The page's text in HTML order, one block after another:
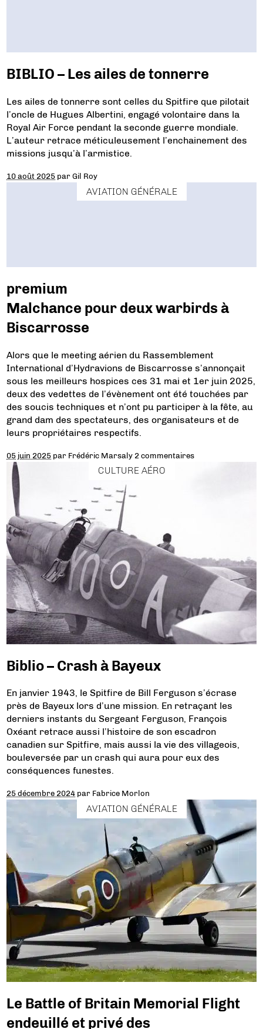
BIBLIO – Les ailes de tonnerre
Les ailes de tonnerre sont celles du Spitfire que pilotait
l’oncle de Hugues Albertini, engagé volontaire dans la
Royal Air Force pendant la seconde guerre mondiale.
L’auteur retrace méticuleusement l’enchainement des
missions jusqu’à l’armistice.
10 août 2025 parGil Roy
AVIATION GÉNÉRALE
premium
Malchance pour deux warbirds à
Biscarrosse
Alors que le meeting aérien du Rassemblement
International d’Hydravions de Biscarrosse s’annonçait
sous les meilleurs hospices ces 31 mai et 1er juin 2025,
deux des vedettes de l’évènement ont été touchées par
des soucis techniques et n’ont pu participer à la fête, au
grand dam des spectateurs, des organisateurs et de
leurs propriétaires respectifs.
05 juin 2025 par Frédéric Marsaly 2 commentaires
CULTURE AÉRO
Biblio – Crash à Bayeux
En janvier 1943, le Spitfire de Bill Ferguson s’écrase
près de Bayeux lors d’une mission. En retraçant les
derniers instants du Sergeant Ferguson, François
Oxéant retrace aussi l’histoire de son escadron
canadien sur Spitfire, mais aussi la vie des villageois,
bouleversée par un crash qui aura pour eux des
conséquences funestes.
25 décembre 2024 par Fabrice Morlon
AVIATION GÉNÉRALE
Le Battle of Britain Memorial Flight
endeuillé et privé des